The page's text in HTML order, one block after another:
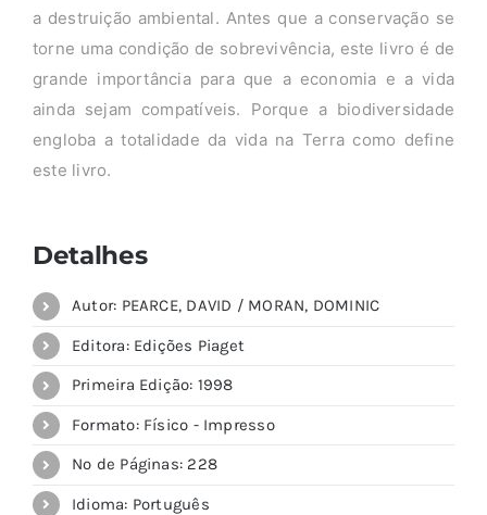
a destruição ambiental. Antes que a conservação se
torne uma condição de sobrevivência, este livro é de
grande importância para que a economia e a vida
ainda sejam compatíveis. Porque a biodiversidade
engloba a totalidade da vida na Terra como define
este livro.
Detalhes
Autor: PEARCE, DAVID / MORAN, DOMINIC
Editora: Edições Piaget
Primeira Edição: 1998
Formato: Físico - Impresso
Nº de Páginas: 228
Idioma: Português